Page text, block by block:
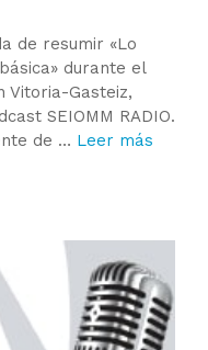
de resumir «Lo
durante el
Vitoria-Gasteiz,
SEIOMM RADIO.
de … Leer más